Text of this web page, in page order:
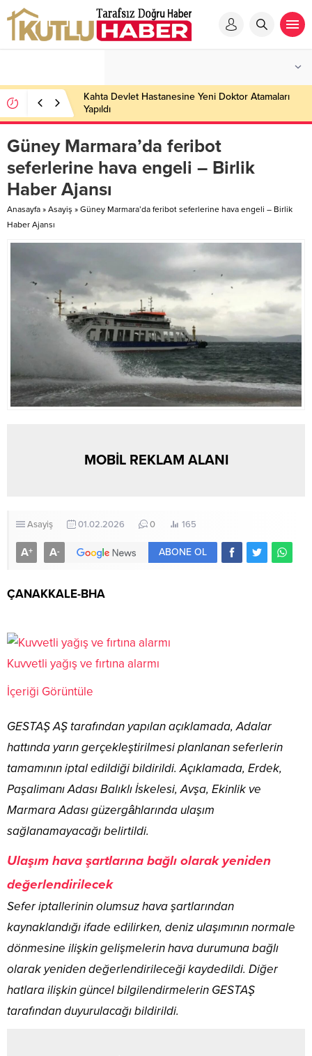
Kahta Devlet Hastanesine Yeni Doktor Atamaları
Yapıldı
Güney Marmara’da feribot
seferlerine hava engeli – Birlik
Haber Ajansı
Anasayfa » Asayiş » Güney Marmara’da feribot seferlerine hava engeli – Birlik
Haber Ajansı
MOBİL REKLAM ALANI
Asayiş 01.02.2026 0 165
A+ A- ABONE OL
ÇANAKKALE-BHA
Kuvvetli yağış ve fırtına alarmı
İçeriği Görüntüle
GESTAŞ AŞ tarafından yapılan açıklamada, Adalar
hattında yarın gerçekleştirilmesi planlanan seferlerin
tamamının iptal edildiği bildirildi. Açıklamada, Erdek,
Paşalimanı Adası Balıklı İskelesi, Avşa, Ekinlik ve
Marmara Adası güzergâhlarında ulaşım
sağlanamayacağı belirtildi.
Ulaşım hava şartlarına bağlı olarak yeniden
değerlendirilecek
Sefer iptallerinin olumsuz hava şartlarından
kaynaklandığı ifade edilirken, deniz ulaşımının normale
dönmesine ilişkin gelişmelerin hava durumuna bağlı
olarak yeniden değerlendirileceği kaydedildi. Diğer
hatlara ilişkin güncel bilgilendirmelerin GESTAŞ
tarafından duyurulacağı bildirildi.